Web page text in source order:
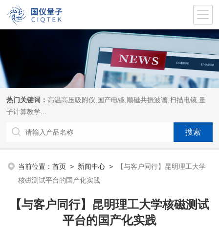
热门关键词： 高温高压吸附仪,国产电镜,顺磁共振波谱,扫描电镜,量
子计算教学...
当前位置：首页 > 新闻中心 >
【与客户同行】昆明理工大学
核磁测试平台的国产化实践
【与客户同行】昆明理工大学核磁测试
平台的国产化实践